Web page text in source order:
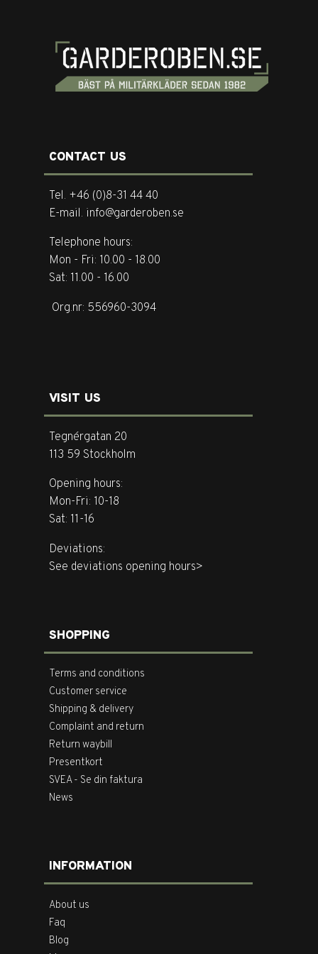
CONTACT US
Tel. +46 (0)8-31 44 40
E-mail. info@garderoben.se
Telephone hours:
Mon - Fri: 10.00 - 18.00
Sat: 11.00 - 16.00
Org.nr: 556960-3094
VISIT US
Tegnérgatan 20
113 59 Stockholm
Opening hours:
Mon-Fri: 10-18
Sat: 11-16
Deviations:
See deviations opening hours>
SHOPPING
Terms and conditions
Customer service
Shipping & delivery
Complaint and return
Return waybill
Presentkort
SVEA - Se din faktura
News
INFORMATION
About us
Faq
Blog